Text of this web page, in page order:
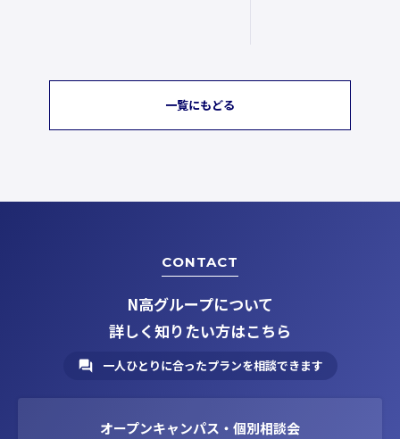
一覧にもどる
CONTACT
N高グループについて
詳しく知りたい方はこちら
一人ひとりに合ったプランを相談できます
オープンキャンパス・個別相談会